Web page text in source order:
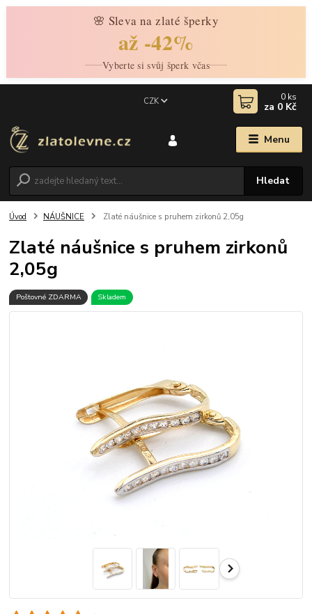
🌸 Sleva na zlaté šperky
až -42%
Vyberte si svůj šperk včas
Menu
CZK
Hledat
0 ks
za 0 Kč
Úvod NÁUŠNICE Zlaté náušnice s pruhem zirkonů 2,05g
Zlaté náušnice s pruhem zirkonů
2,05g
Poštovné ZDARMA Skladem